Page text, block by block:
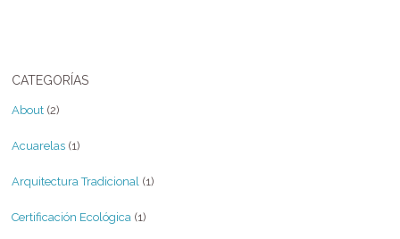
CATEGORÍAS
About (2)
Acuarelas (1)
Arquitectura Tradicional (1)
Certificación Ecológica (1)